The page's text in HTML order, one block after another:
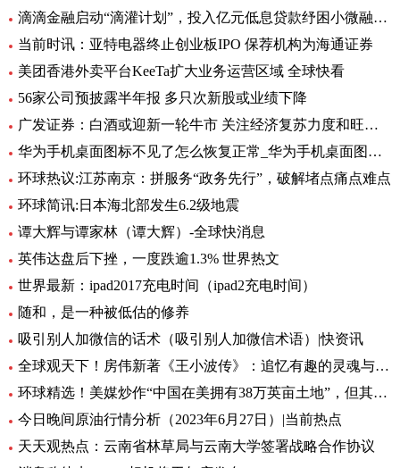
滴滴金融启动“滴灌计划”，投入亿元低息贷款纾困小微融资难
当前时讯：亚特电器终止创业板IPO 保荐机构为海通证券
美团香港外卖平台KeeTa扩大业务运营区域 全球快看
56家公司预披露半年报 多只次新股或业绩下降
广发证券：白酒或迎新一轮牛市 关注经济复苏力度和旺季动销
华为手机桌面图标不见了怎么恢复正常_华为手机桌面图标不见了怎么办
环球热议:江苏南京：拼服务“政务先行”，破解堵点痛点难点
环球简讯:日本海北部发生6.2级地震
谭大辉与谭家林（谭大辉）-全球快消息
英伟达盘后下挫，一度跌逾1.3% 世界热文
世界最新：ipad2017充电时间（ipad2充电时间）
随和，是一种被低估的修养
吸引别人加微信的话术（吸引别人加微信术语）|快资讯
全球观天下！房伟新著《王小波传》：追忆有趣的灵魂与思想的炬火
环球精选！美媒炒作“中国在美拥有38万英亩土地”，但其中数据真相了......
今日晚间原油行情分析（2023年6月27日）|当前热点
天天观热点：云南省林草局与云南大学签署战略合作协议